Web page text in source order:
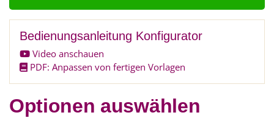
Bedienungsanleitung Konfigurator
Video anschauen
PDF: Anpassen von fertigen Vorlagen
Optionen auswählen